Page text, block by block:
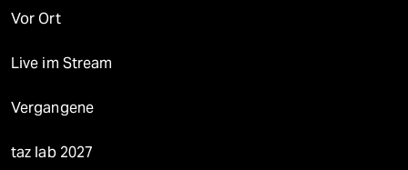
Vor Ort
Live im Stream
Vergangene
taz lab 2027